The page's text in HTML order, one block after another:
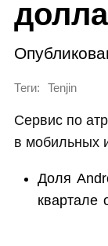
Теги: Tenjin
Сервис по
в мобильных
Доля
квартале